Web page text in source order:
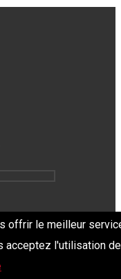
de confidentialité
offrir le meilleur
acceptez l'utilisation